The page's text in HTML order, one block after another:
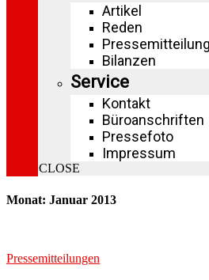
Artikel
Reden
Bilanzen
Service
Kontakt
Büroanschriften
Pressefoto
Impressum
CLOSE
Monat: Januar 2013
Pressemitteilungen